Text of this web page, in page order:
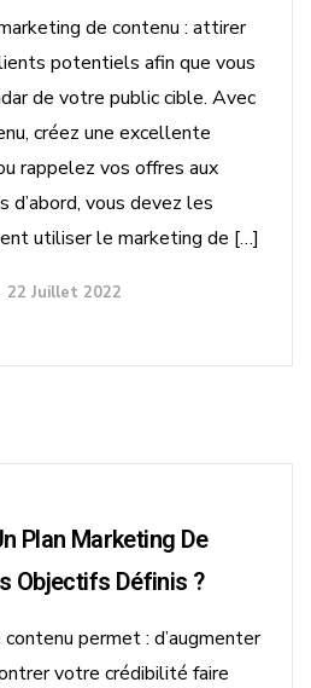
de contenu : attirer
potentiels afin que vous
de votre public cible. Avec
créez une excellente
rappelez vos offres aux
vous devez les
utiliser le marketing de […]
22 Juillet 2022
Plan Marketing De
Objectifs Définis ?
permet : d’augmenter
votre crédibilité faire